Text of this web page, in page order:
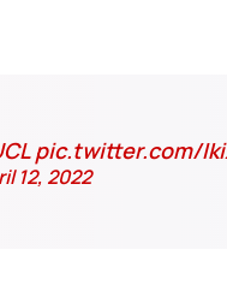
pic.twitter.com/
12, 2022